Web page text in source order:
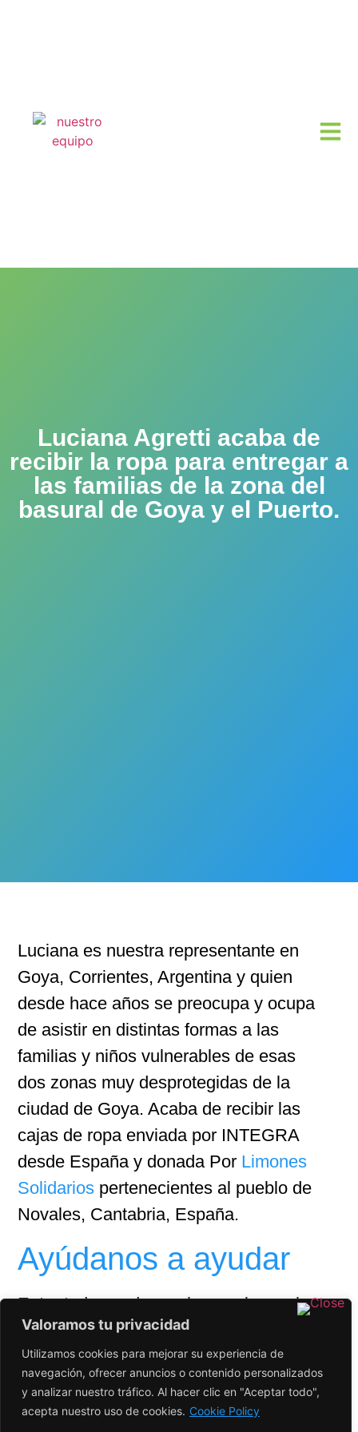
Valoramos tu privacidad
Utilizamos cookies para mejorar su experiencia de
navegación, ofrecer anuncios o contenido personalizados
y analizar nuestro tráfico. Al hacer clic en "Aceptar todo",
acepta nuestro uso de cookies. Cookie Policy
Luciana Agretti acaba de
recibir la ropa para entregar a
las familias de la zona del
basural de Goya y el Puerto.
Luciana es nuestra representante en
Goya, Corrientes, Argentina y quien
desde hace años se preocupa y ocupa
de asistir en distintas formas a las
familias y niños vulnerables de esas
dos zonas muy desprotegidas de la
ciudad de Goya. Acaba de recibir las
cajas de ropa enviada por INTEGRA
desde España y donada Por Limones
Solidarios pertenecientes al pueblo de
Novales, Cantabria, España.
Ayúdanos a ayudar
Entre todos podemos hacer algo y algo
es mucho, en especial cuando haces
feliz a un niño o abrigas a una persona.
Nuestro apartado de donaciones se
encuentraacá.